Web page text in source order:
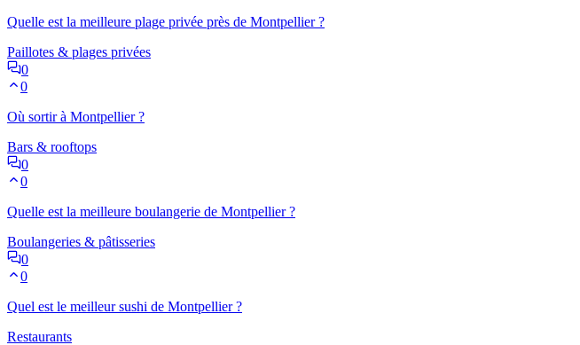
Quelle est la meilleure plage privée près de Montpellier ?
Paillotes & plages privées
0
0
Où sortir à Montpellier ?
Bars & rooftops
0
0
Quelle est la meilleure boulangerie de Montpellier ?
Boulangeries & pâtisseries
0
0
Quel est le meilleur sushi de Montpellier ?
Restaurants